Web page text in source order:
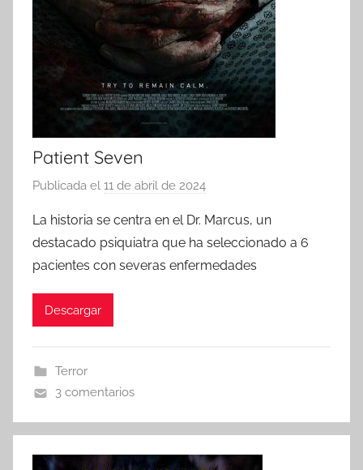
Patient Seven
Publicada el 11 de abril de 2024
r
La historia se centra en el Dr. Marcus, un
destacado psiquiatra que ha seleccionado a 6
pacientes con severas enfermedades
Descargar
Terror
3 comentarios